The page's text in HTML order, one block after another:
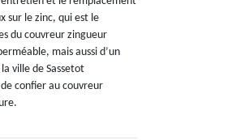
sur le zinc, qui est le
du couvreur zingueur
mais aussi d’un
ville de Sassetot
confier au couvreur